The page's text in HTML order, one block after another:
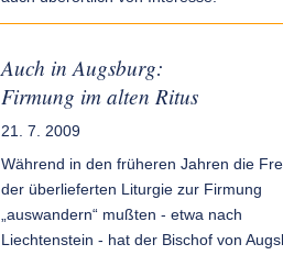
Auch in Augsburg:
Firmung im alten Ritus
21. 7. 2009
Während in den früheren Jahren die
der überlieferten Liturgie zur Firmung
„auswandern“ mußten - etwa nach
Liechtenstein - hat der Bischof von